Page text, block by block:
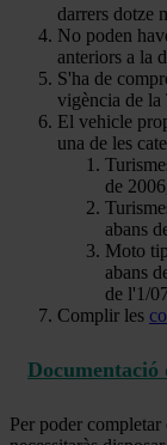
darrers dotze
No poden
anteriors a la
S'ha de
vigència de la
El vehicle
una de les
de
abans
Moto
abans
de l'1/
Complir les
Documentació
Per poder